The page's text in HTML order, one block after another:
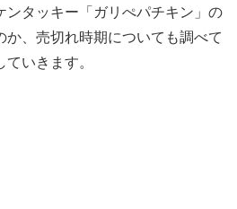
ンタッキー「ガリぺパチキン」の
か、売切れ時期についても調べて
いきます。